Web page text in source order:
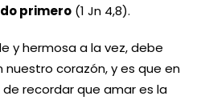
primero (1 Jn 4,8).
y hermosa a la vez, debe
corazón, y es que en
recordar que amar es la